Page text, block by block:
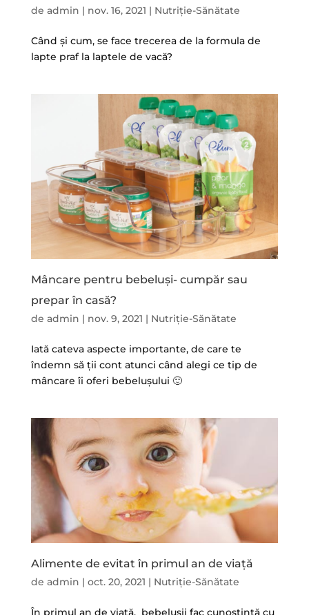
de admin | nov. 16, 2021 | Nutriție-Sănătate
Când și cum, se face trecerea de la formula de
lapte praf la laptele de vacă?
Mâncare pentru bebeluși- cumpăr sau
prepar în casă?
de admin | nov. 9, 2021 | Nutriție-Sănătate
Iată cateva aspecte importante, de care te
îndemn să ții cont atunci când alegi ce tip de
mâncare îi oferi bebelușului 🙂
Alimente de evitat în primul an de viață
de admin | oct. 20, 2021 | Nutriție-Sănătate
În primul an de viață, bebelușii fac cunoștință cu